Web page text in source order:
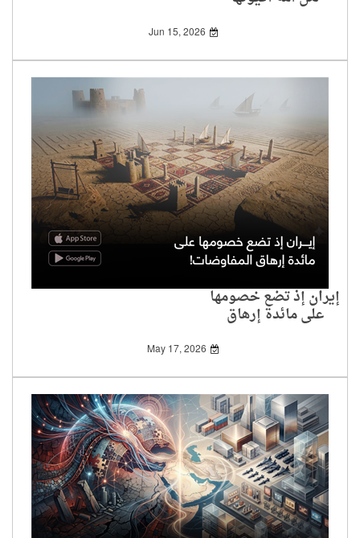
Jun 15, 2026
إيران إذ تضع خصومها
على مائدة إرهاق
المفاوضات!
May 17, 2026